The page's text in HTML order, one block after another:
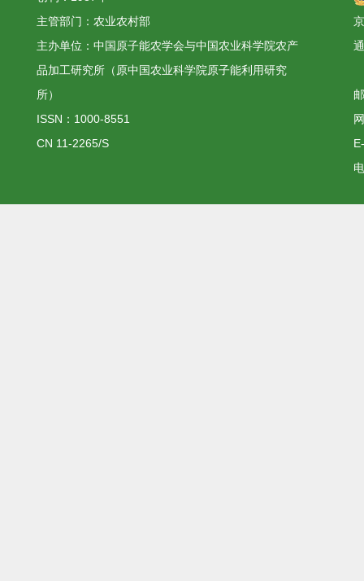
主管部门：农业农村部
主办单位：中国原子能农学会与中国农业科学院农产
品加工研究所（原中国农业科学院原子能利用研究
所）
ISSN：1000-8551
CN 11-2265/S